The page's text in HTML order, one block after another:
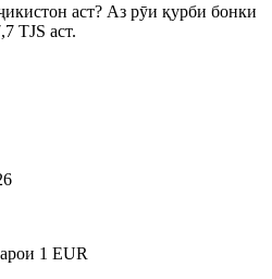
аст? Аз рӯи қурби бонки
TJS аст.
1 EUR